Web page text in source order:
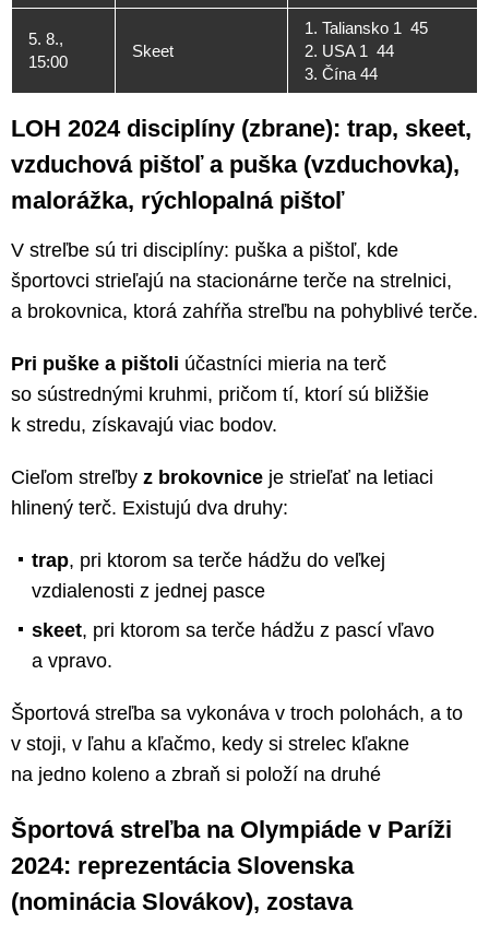
5. 8.,
15:00
Skeet
1. Taliansko 1 45
2. USA 1 44
3. Čína 44
LOH 2024 disciplíny (zbrane): trap, skeet,
vzduchová pištoľ a puška (vzduchovka),
malorážka, rýchlopalná pištoľ
V streľbe sú tri disciplíny: puška a pištoľ, kde
športovci strieľajú na stacionárne terče na strelnici,
a brokovnica, ktorá zahŕňa streľbu na pohyblivé terče.
Pri puške a pištoli účastníci mieria na terč
so sústrednými kruhmi, pričom tí, ktorí sú bližšie
k stredu, získavajú viac bodov.
Cieľom streľby z brokovnice je strieľať na letiaci
hlinený terč. Existujú dva druhy:
trap, pri ktorom sa terče hádžu do veľkej
vzdialenosti z jednej pasce
skeet, pri ktorom sa terče hádžu z pascí vľavo
a vpravo.
Športová streľba sa vykonáva v troch polohách, a to
v stoji, v ľahu a kľačmo, kedy si strelec kľakne
na jedno koleno a zbraň si položí na druhé
Športová streľba na Olympiáde v Paríži
2024: reprezentácia Slovenska
(nominácia Slovákov), zostava